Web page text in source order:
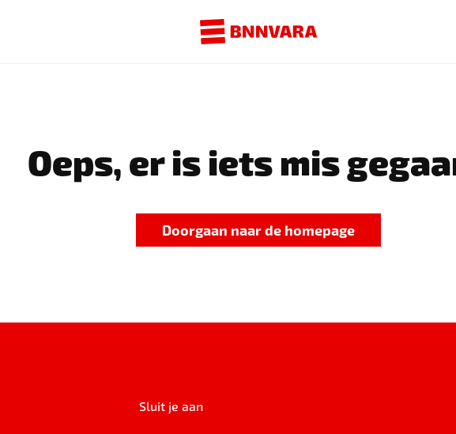
Oeps, er is iets mis
Doorgaan naar de homepage
Sluit je aan